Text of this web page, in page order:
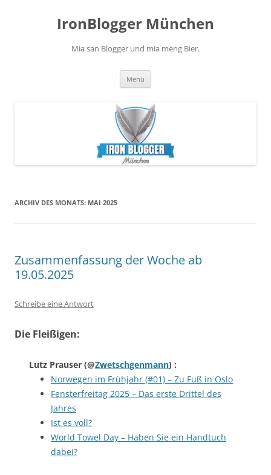
IronBlogger München
Mia san Blogger und mia meng Bier.
Menü
ARCHIV DES MONATS: MAI 2025
Zusammenfassung der Woche ab
19.05.2025
Schreibe eine Antwort
Die Fleißigen:
Lutz Prauser (@Zwetschgenmann) :
Norwegen im Frühjahr (#01) – Zu Fuß in Oslo
Fensterfreitag 2025 – Das erste Drittel des
Jahres
Ist es voll?
World Towel Day – Haben Sie ein Handtuch
dabei?